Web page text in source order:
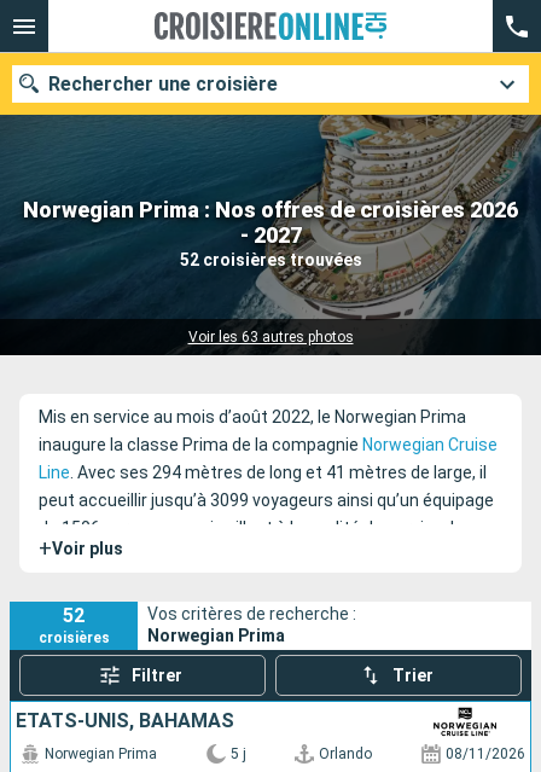
Norwegian Prima : Nos offres de croisières 2026
- 2027
52 croisières trouvées
Voir les 63 autres photos
Rechercher une croisière
Nos destinations
Compagnies
Mis en service au mois d’août 2022, le Norwegian Prima
inaugure la classe Prima de la compagnie Norwegian Cruise
Line. Avec ses 294 mètres de long et 41 mètres de large, il
peut accueillir jusqu’à 3099 voyageurs ainsi qu’un équipage
de 1506 personnes qui veillent à la qualité du service. Le
Norwegian Prima est conçu pour offrir une expérience de
captivants et une offre de restauration savoureuse et
variée, le Norwegian Prima. Il possède un sister-ship, le
Norwegian Viva.
+Voir plus
52
croisières
Vos critères de recherche :
Norwegian Prima
Filtrer Trier
ÉTATS-UNIS, BAHAMAS
Norwegian Prima 5 j Orlando 08/11/2026